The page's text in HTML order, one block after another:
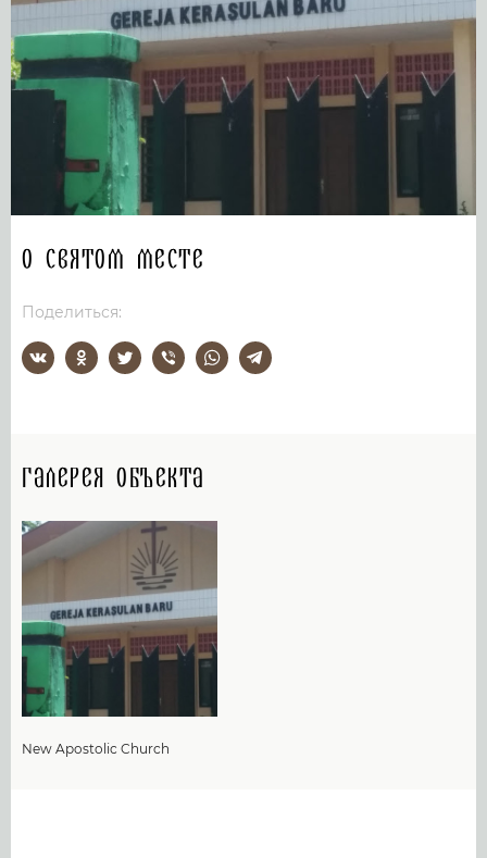
О святом месте
Поделиться:
Галерея объекта
New Apostolic Church